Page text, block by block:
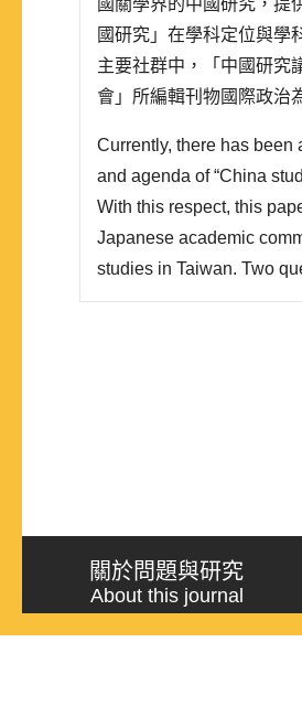
國關學界的中國研究，提
國研究」在學科定位與學
主要社群中，「中國研究
會」所編輯刊物國際政治
國的研究方法、研究觀點
Currently, there has
and agenda of “China
With this respect, this
Japanese academic
studies in Taiwan. Two
the transformation of the
關於問題與研究
About this journal